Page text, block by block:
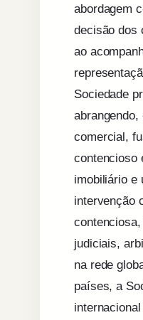
abordagem
decisão dos
ao
Sociedade
comercial,
contencioso
imobiliário e
intervenção
judiciais,
na rede
países, a